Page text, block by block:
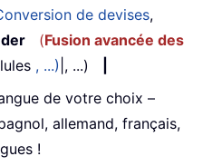
de devises,
(Fusion avancée des
, ...) |, ...)
de votre choix –
allemand, français,
!